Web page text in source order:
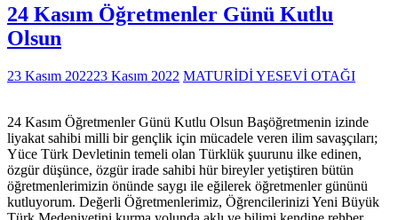
24 Kasım Öğretmenler Günü Kutlu
Olsun
23 Kasım 202223 Kasım 2022 MATURİDİ YESEVİ OTAĞI
24 Kasım Öğretmenler Günü Kutlu Olsun Başöğretmenin izinde
liyakat sahibi milli bir gençlik için mücadele veren ilim savaşçıları;
Yüce Türk Devletinin temeli olan Türklük şuurunu ilke edinen,
özgür düşünce, özgür irade sahibi hür bireyler yetiştiren bütün
öğretmenlerimizin önünde saygı ile eğilerek öğretmenler gününü
kutluyorum. Değerli Öğretmenlerimiz, Öğrencilerinizi Yeni Büyük